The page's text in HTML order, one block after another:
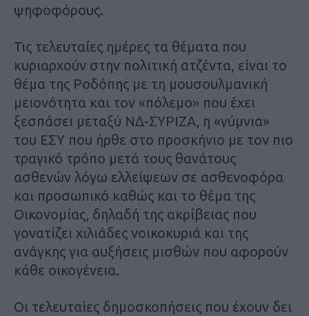
ψηφοφόρους.
Τις τελευταίες ημέρες τα θέματα που
κυριαρχούν στην πολιτική ατζέντα, είναι το
θέμα της Ροδόπης με τη μουσουλμανική
μειονότητα και τον «πόλεμο» που έχει
ξεσπάσει μεταξύ ΝΔ-ΣΥΡΙΖΑ, η «γύμνια»
του ΕΣΥ που ήρθε στο προσκήνιο με τον πιο
τραγικό τρόπο μετά τους θανάτους
ασθενών λόγω ελλείψεων σε ασθενοφόρα
και προσωπικό καθώς και το θέμα της
Οικονομίας, δηλαδή της ακρίβειας που
γονατίζει χιλιάδες νοικοκυριά και της
ανάγκης για αυξήσεις μισθών που αφορούν
κάθε οικογένεια.
Οι τελευταίες δημοσκοπήσεις που έχουν δει